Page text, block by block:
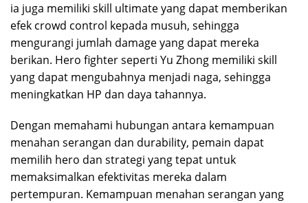
ia juga memiliki skill ultimate yang dapat memberikan
efek crowd control kepada musuh, sehingga
mengurangi jumlah damage yang dapat mereka
berikan. Hero fighter seperti Yu Zhong memiliki skill
yang dapat mengubahnya menjadi naga, sehingga
meningkatkan HP dan daya tahannya.
Dengan memahami hubungan antara kemampuan
menahan serangan dan durability, pemain dapat
memilih hero dan strategi yang tepat untuk
memaksimalkan efektivitas mereka dalam
pertempuran. Kemampuan menahan serangan yang